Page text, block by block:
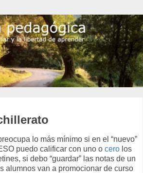
lo más mínimo si en el “nuevo”
puedo calificar con uno o cero los
si debo “guardar” las notas de un
alumnos van a promocionar de curso